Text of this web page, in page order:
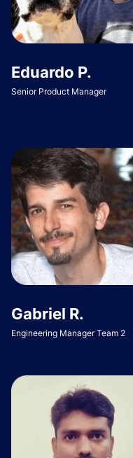
Eduardo P.
Senior Product Manager
Gabriel R.
Engineering Manager Team 2